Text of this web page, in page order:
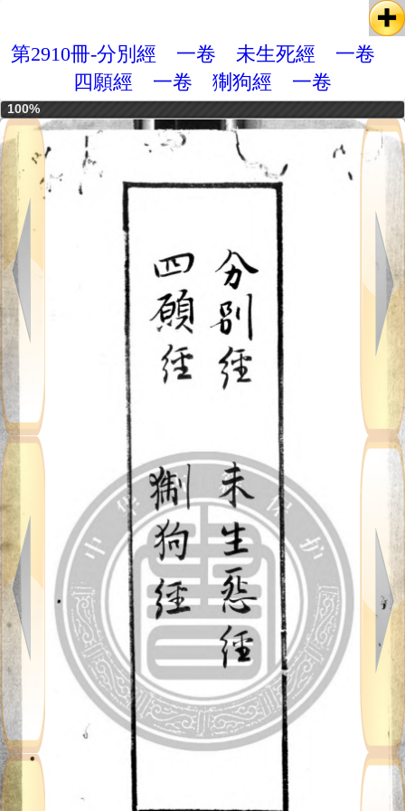
第2910冊-分別經 一卷 未生死經 一卷
四願經 一卷 猘狗經 一卷
100%